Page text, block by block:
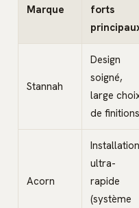
Marque
forts
Stannah
Design
soigné,
large
de finitions
Acorn
Installation
ultra-
rapide
(système